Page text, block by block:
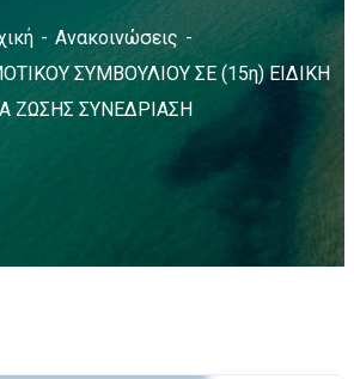
Ανακοινώσεις
ΣΥΜΒΟΥΛΙΟΥ ΣΕ (15η) ΕΙΔΙΚΗ
ΖΩΣΗΣ ΣΥΝΕΔΡΙΑΣΗ